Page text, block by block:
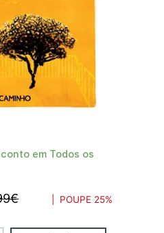
em Todos os
| POUPE 25%